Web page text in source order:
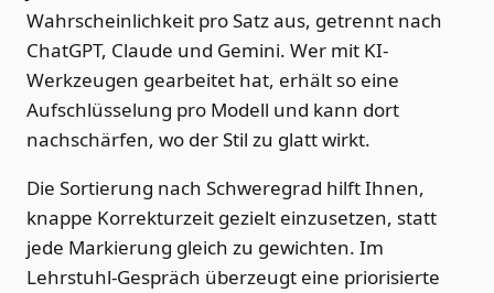
Wahrscheinlichkeit pro Satz aus, getrennt nach
ChatGPT, Claude und Gemini. Wer mit KI-
Werkzeugen gearbeitet hat, erhält so eine
Aufschlüsselung pro Modell und kann dort
nachschärfen, wo der Stil zu glatt wirkt.
Die Sortierung nach Schweregrad hilft Ihnen,
knappe Korrekturzeit gezielt einzusetzen, statt
jede Markierung gleich zu gewichten. Im
Lehrstuhl-Gespräch überzeugt eine priorisierte